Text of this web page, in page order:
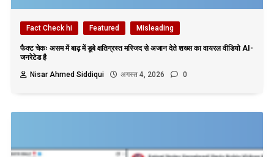
Fact Check hi Featured Misleading
फैक्ट चेकः असम में बाढ़ में डूबे क्षतिग्रस्त मस्जिद से अजान देते शख्स का वायरल वीडियो AI-
जनरेटेड है
Nisar Ahmed Siddiqui
अगस्त 4, 2026 0